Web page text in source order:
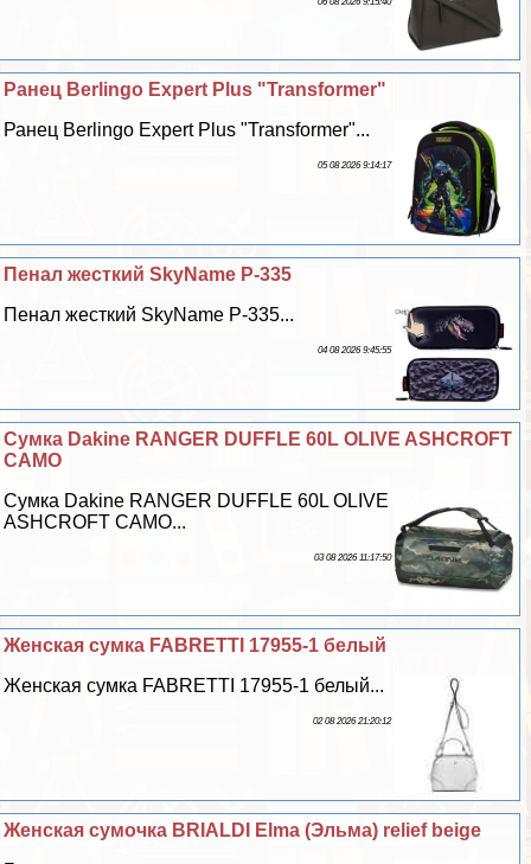
Ранец Berlingo Expert Plus "Transformer"
Ранец Berlingo Expert Plus "Transformer"...
05 08 2026 9:14:17
Пенал жесткий SkyName P-335
Пенал жесткий SkyName P-335...
04 08 2026 9:45:55
Cумка Dakine RANGER DUFFLE 60L OLIVE ASHCROFT
CAMO
Cумка Dakine RANGER DUFFLE 60L OLIVE
ASHCROFT CAMO...
03 08 2026 11:17:50
Женская сумка FABRETTI 17955-1 белый
Женская сумка FABRETTI 17955-1 белый...
02 08 2026 21:20:12
Женская сумочка BRIALDI Elma (Эльма) relief beige